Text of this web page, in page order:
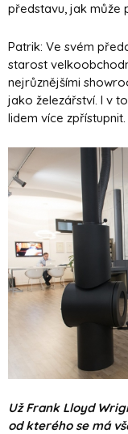
představu, jak může
Patrik: Ve svém
starost
nejrůznějšími
jako železářství. I v
lidem více zpřístupnit.
Už Frank Lloyd
od kterého se má